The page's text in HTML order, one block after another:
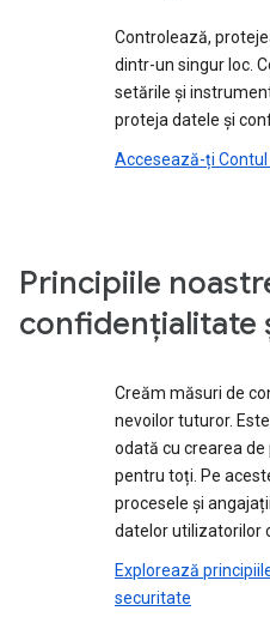
Controlează,
dintr-un singur loc.
setările și
proteja datele și
Accesează-ți Contul
Principiile
confidențialitate
Creăm măsuri de
nevoilor tuturor.
odată cu crearea de
pentru toți. Pe
procesele și
datelor utilizatorilor
Explorează
securitate